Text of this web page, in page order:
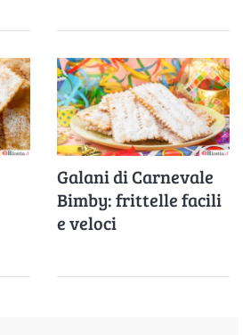
Galani di Carnevale
Bimby: frittelle facili
e veloci